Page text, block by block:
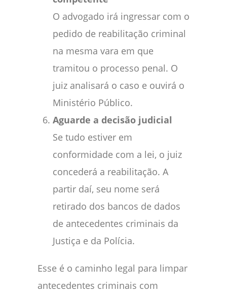
O advogado irá ingressar com o
pedido de reabilitação criminal
na mesma vara em que
tramitou o processo penal. O
juiz analisará o caso e ouvirá o
Ministério Público.
Aguarde a decisão judicial
Se tudo estiver em
conformidade com a lei, o juiz
concederá a reabilitação. A
partir daí, seu nome será
retirado dos bancos de dados
de antecedentes criminais da
Justiça e da Polícia.
Esse é o caminho legal para limpar
antecedentes criminais com